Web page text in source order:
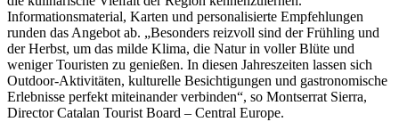
Informationsmaterial, Karten und personalisierte Empfehlungen
runden das Angebot ab. „Besonders reizvoll sind der Frühling und
der Herbst, um das milde Klima, die Natur in voller Blüte und
weniger Touristen zu genießen. In diesen Jahreszeiten lassen sich
Outdoor-Aktivitäten, kulturelle Besichtigungen und gastronomische
Erlebnisse perfekt miteinander verbinden“, so Montserrat Sierra,
Director Catalan Tourist Board – Central Europe.